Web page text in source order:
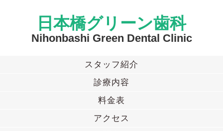
日本橋グリーン歯科
Nihonbashi Green Dental Clinic
スタッフ紹介
診療内容
料金表
アクセス